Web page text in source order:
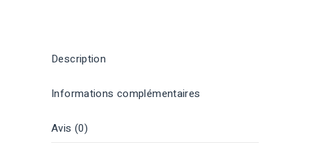
Description
Informations complémentaires
Avis (0)